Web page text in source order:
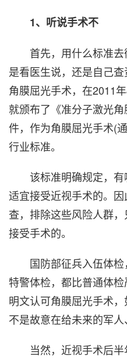
1、听说手术不
首先，用什么标准去
是看医生说，还是自己
角膜屈光手术，在2011
就颁布了《准分子激光
件，作为角膜屈光手术(
行业标准。
该标准明确规定，有
适宜接受近视手术的。
查，排除这些风险人群
接受手术的。
国防部征兵入伍体检
特警体检，都比普通体
明文认可角膜屈光手术
不是故意在给未来的军人
当然，近视手术后半